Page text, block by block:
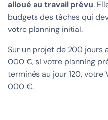
alloué au travail prévu.
budgets des tâches qui
votre planning initial.
Sur un projet de 200 jours
000 €, si votre planning
terminés au jour 120,
000 €.